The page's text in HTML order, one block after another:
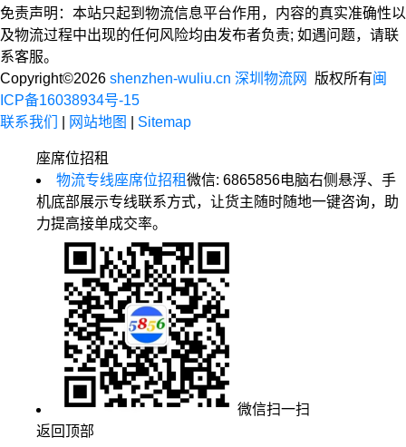
免责声明：本站只起到物流信息平台作用，内容的真实准确性以
及物流过程中出现的任何风险均由发布者负责; 如遇问题，请联
系客服。
Copyright©2026 shenzhen-wuliu.cn 深圳物流网 版权所有闽
ICP备16038934号-15
联系我们
网站地图 Sitemap
座席位招租
物流专线座席位招租微信: 6865856电脑右侧悬浮、手
机底部展示专线联系方式，让货主随时随地一键咨询，助
力提高接单成交率。
微信扫一扫
返回顶部